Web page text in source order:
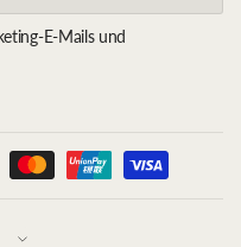
E-Mails und